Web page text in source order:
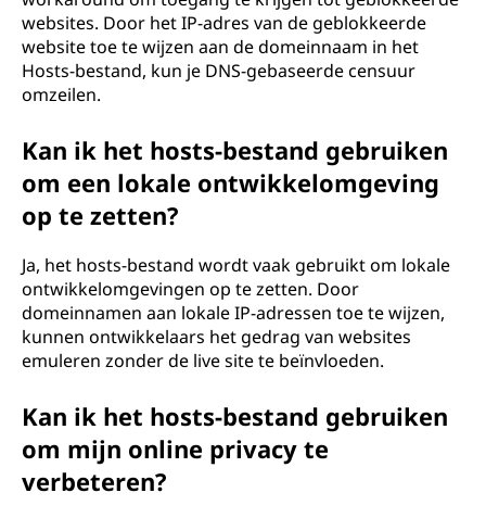
websites. Door het IP-adres van de geblokkeerde
website toe te wijzen aan de domeinnaam in het
Hosts-bestand, kun je DNS-gebaseerde censuur
omzeilen.
Kan ik het hosts-bestand gebruiken
om een lokale ontwikkelomgeving
op te zetten?
Ja, het hosts-bestand wordt vaak gebruikt om lokale
ontwikkelomgevingen op te zetten. Door
domeinnamen aan lokale IP-adressen toe te wijzen,
kunnen ontwikkelaars het gedrag van websites
emuleren zonder de live site te beïnvloeden.
Kan ik het hosts-bestand gebruiken
om mijn online privacy te
verbeteren?